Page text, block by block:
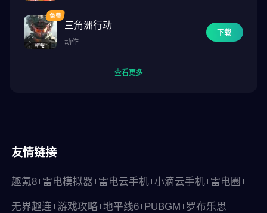
三角洲行动
动作
下载
查看更多
友情链接
趣氪8 雷电模拟器 雷电云手机 小滴云手机 雷电圈
无界趣连 游戏攻略 地平线6 PUBGM 罗布乐思